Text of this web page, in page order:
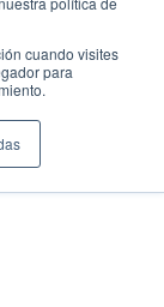
cuando visites
para